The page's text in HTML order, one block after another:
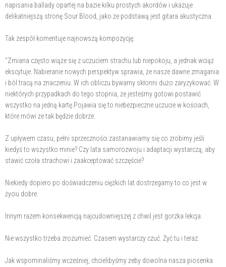
napisania ballady opartej na bazie kilku prostych akordów i ukazuje
delikatniejszą stronę Sour Blood, jako że podstawą jest gitara akustyczna.
Tak zespół komentuje najnowszą kompozycję:
"Zmiana często wiąże się z uczuciem strachu lub niepokoju, a jednak wciąż
ekscytuje. Nabieranie nowych perspektyw sprawia, że nasze dawne zmagania
i ból tracą na znaczeniu. W ich obliczu bywamy skłonni dużo zaryzykować. W
niektórych przypadkach do tego stopnia, że jesteśmy gotowi postawić
wszystko na jedną kartę.Pojawia się to niebezpieczne uczucie w kościach,
które mówi że tak będzie dobrze.
Z upływem czasu, pełni sprzeczności zastanawiamy się co zrobimy jeśli
kiedyś to wszystko minie? Czy lata samorozwoju i adaptacji wystarczą, aby
stawić czoła strachowi i zaakceptować szczęście?
Niekiedy dopiero po doświadczeniu ciężkich lat dostrzegamy to co jest w
życiu dobre.
Innym razem konsekwencją najcudowniejszej z chwil jest gorzka lekcja.
Nie wszystko trzeba zrozumieć. Czasem wystarczy czuć. Żyć tu i teraz.
Jak wspominaliśmy wcześniej, chcielibyśmy żeby dowolna nasza piosenka